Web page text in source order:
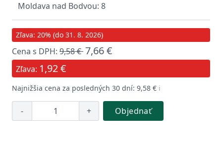
Moldava nad Bodvou: 8
Zľava: 20% (do 31. 8. 2026)
Cena s DPH: 9,58 € 7,66 €
Zľava: 1,92 €
Najnižšia cena za posledných 30 dní: 9,58 € ℹ️
- + Objednať